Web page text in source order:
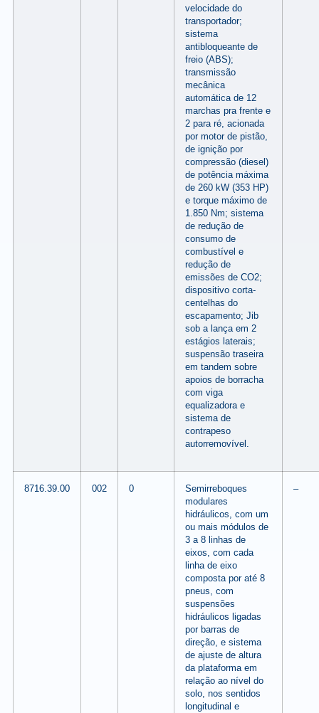
velocidade do
transportador;
sistema
antibloqueante de
freio (ABS);
transmissão
mecânica
automática de 12
marchas pra frente e
2 para ré, acionada
por motor de pistão,
de ignição por
compressão (diesel)
de potência máxima
de 260 kW (353 HP)
e torque máximo de
1.850 Nm; sistema
de redução de
consumo de
combustível e
redução de
emissões de CO2;
dispositivo corta-
centelhas do
escapamento; Jib
sob a lança em 2
estágios laterais;
suspensão traseira
em tandem sobre
apoios de borracha
com viga
equalizadora e
sistema de
contrapeso
autorremovível.
8716.39.00 002 0
Semirreboques
modulares
hidráulicos, com um
ou mais módulos de
3 a 8 linhas de
eixos, com cada
linha de eixo
composta por até 8
pneus, com
suspensões
hidráulicos ligadas
por barras de
direção, e sistema
de ajuste de altura
da plataforma em
relação ao nível do
solo, nos sentidos
longitudinal e
–